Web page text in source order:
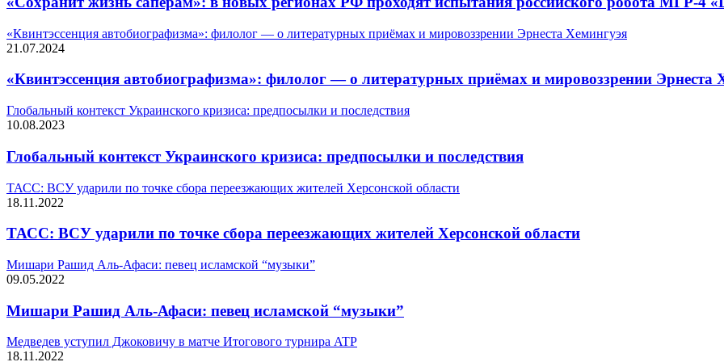
«Квинтэссенция автобиографизма»: филолог — о литературных приёмах и мировоззрении Эрнеста Хемингуэя
21.07.2024
«Квинтэссенция автобиографизма»: филолог — о литературных приёмах и мировоззрении Эрнеста
Глобальный контекст Украинского кризиса: предпосылки и последствия
10.08.2023
Глобальный контекст Украинского кризиса: предпосылки и последствия
ТАСС: ВСУ ударили по точке сбора переезжающих жителей Херсонской области
18.11.2022
ТАСС: ВСУ ударили по точке сбора переезжающих жителей Херсонской области
Мишари Рашид Аль-Афаси: певец исламской “музыки”
09.05.2022
Мишари Рашид Аль-Афаси: певец исламской “музыки”
Медведев уступил Джоковичу в матче Итогового турнира ATP
18.11.2022